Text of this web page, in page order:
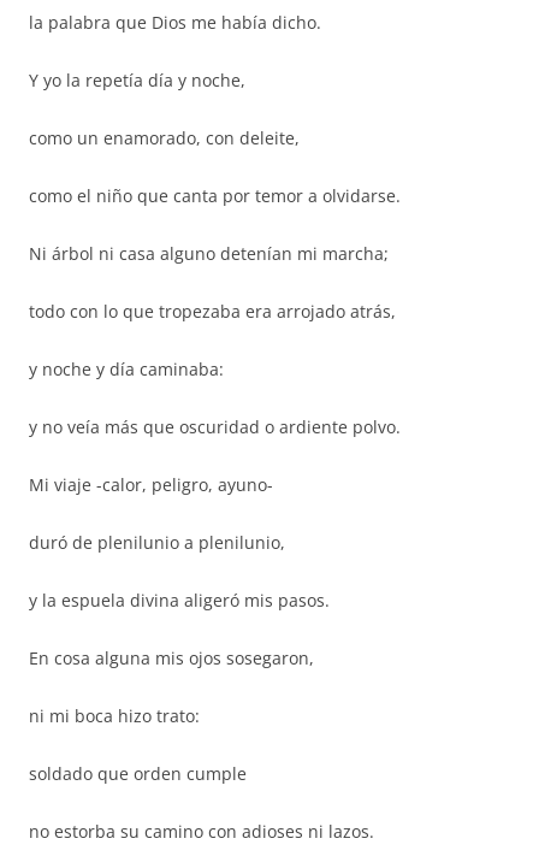
la palabra que Dios me había dicho.
Y yo la repetía día y noche,
como un enamorado, con deleite,
como el niño que canta por temor a olvidarse.
Ni árbol ni casa alguno detenían mi marcha;
todo con lo que tropezaba era arrojado atrás,
y noche y día caminaba:
y no veía más que oscuridad o ardiente polvo.
Mi viaje -calor, peligro, ayuno-
duró de plenilunio a plenilunio,
y la espuela divina aligeró mis pasos.
En cosa alguna mis ojos sosegaron,
ni mi boca hizo trato:
soldado que orden cumple
no estorba su camino con adioses ni lazos.